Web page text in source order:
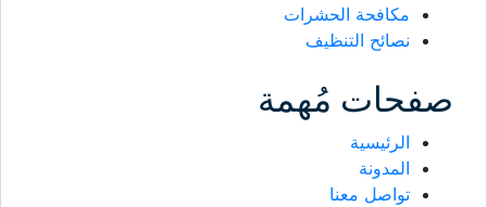
مكافحة الحشرات
نصائح التنظيف
صفحات مُهمة
الرئيسية
المدونة
تواصل معنا